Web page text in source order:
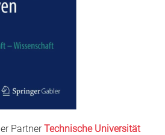
PartnerTechnische Universität